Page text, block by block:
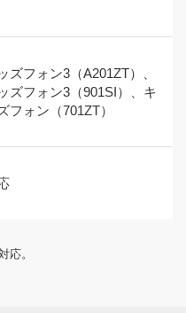
リをタップ
ー
定
ズフォン3（A201ZT）、
ズフォン3（901SI）、キ
フォン（701ZT）
応。